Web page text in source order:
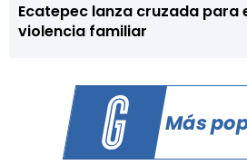
Ecatepec lanza cruzada para
violencia familiar
Más